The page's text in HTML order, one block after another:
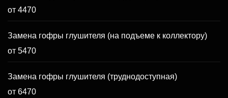
от 4470
Замена гофры глушителя (на подъеме к коллектору)
от 5470
Замена гофры глушителя (труднодоступная)
от 6470